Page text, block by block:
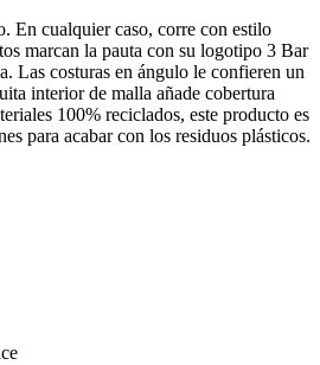
En cualquier caso, corre con estilo
marcan la pauta con su logotipo 3 Bar
Las costuras en ángulo le confieren un
interior de malla añade cobertura
100% reciclados, este producto es
para acabar con los residuos plásticos.